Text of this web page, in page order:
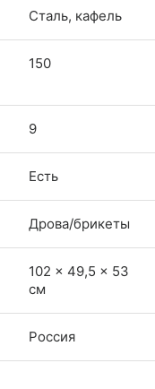
Сталь, кафель
150
9
Есть
Дрова/брикеты
102 × 49,5 × 53
см
Россия